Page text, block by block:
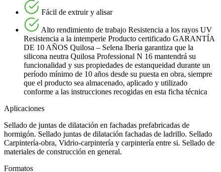
Fácil de extruir y alisar
Alto rendimiento de trabajo Resistencia a los rayos UV
Resistencia a la intemperie Producto certificado GARANTÍA
DE 10 AÑOS Quilosa – Selena Iberia garantiza que la
silicona neutra Quilosa Professional N 16 mantendrá su
funcionalidad y sus propiedades de estanqueidad durante un
período mínimo de 10 años desde su puesta en obra, siempre
que el producto sea almacenado, aplicado y utilizado
conforme a las instrucciones recogidas en esta ficha técnica
Aplicaciones
Sellado de juntas de dilatación en fachadas prefabricadas de
hormigón. Sellado juntas de dilatación fachadas de ladrillo. Sellado
Carpintería-obra, Vidrio-carpintería y carpintería entre si. Sellado de
materiales de construcción en general.
Formatos